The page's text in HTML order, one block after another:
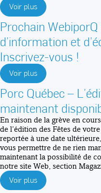
Voir plus
Prochain
d’information et
Inscrivez-vous !
Voir plus
Porc Québec –
maintenant
En raison de la grève en
de l’édition des Fêtes de
reportée à une date
vous permettre de ne rien
maintenant la possibilité de
notre site Web, section
Voir plus